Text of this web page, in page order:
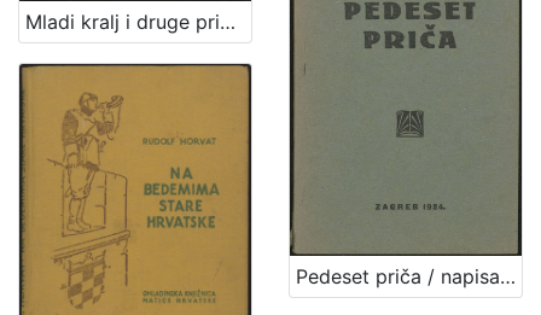
Mladi kralj i druge pripovijesti / Oskar Wilde ; [preveo s engleskoga Iso Velikanović] ; [uresio Ljubo Babić]
Pedeset priča / napisao Marko Marulić ; o 400-godišnjici njegove smrti s latinskoga preveo Milan Pavelić